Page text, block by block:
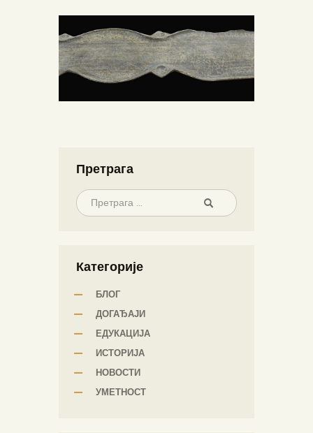
Претрага
Категорије
БЛОГ
ДОГАЂАЈИ
ЕДУКАЦИЈА
ИСТОРИЈА
НОВОСТИ
УМЕТНОСТ